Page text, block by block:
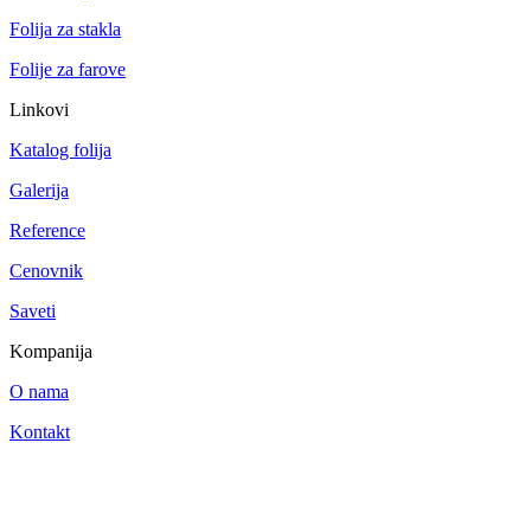
Folija za stakla
Folije za farove
Linkovi
Katalog folija
Galerija
Reference
Cenovnik
Saveti
Kompanija
O nama
Kontakt